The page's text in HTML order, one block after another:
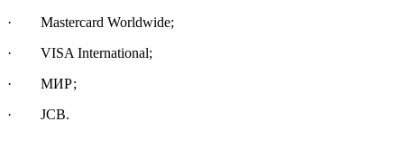
· Mastercard Worldwide;
· VISA International;
· МИР;
· JCB.